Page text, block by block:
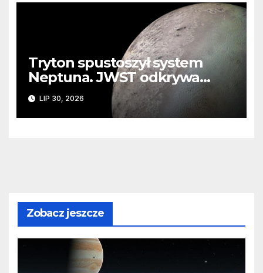
Tryton spustoszył system
Neptuna. JWST odkrywa
ślady kosmicznej katastrofy i
zaginionego lodu
LIP 30, 2026
Zobacz jeszcze